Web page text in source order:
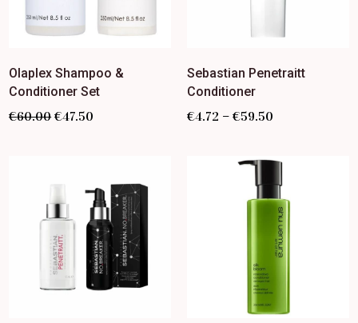
Olaplex Shampoo &
Conditioner Set
€60.00 €47.50
Sebastian Penetraitt
Conditioner
€4.72 – €59.50